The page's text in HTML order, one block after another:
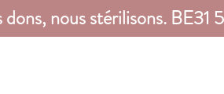
dons, nous stérilisons.